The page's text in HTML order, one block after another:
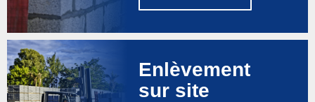
Enlèvement
sur site